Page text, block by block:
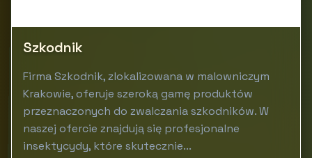
Szkodnik
Firma Szkodnik, zlokalizowana w malowniczym
Krakowie, oferuje szeroką gamę produktów
przeznaczonych do zwalczania szkodników. W
naszej ofercie znajdują się profesjonalne
insektycydy, które skutecznie...